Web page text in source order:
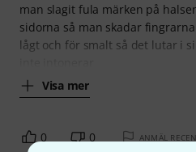
man slagit fula märken på
sidorna så man skadar
lågt och för smalt så det lutar i
Visa mer
0 0 ANMÄL